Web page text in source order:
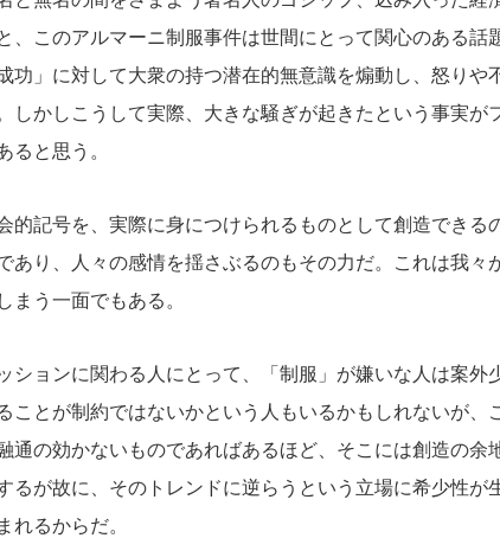
、このアルマーニ制服事件は世間にとって関心のある話
功」に対して大衆の持つ潜在的無意識を煽動し、怒りや
しかしこうして実際、大きな騒ぎが起きたという事実が
ると思う。
記号を、実際に身につけられるものとして創造できる
あり、人々の感情を揺さぶるのもその力だ。これは我々
まう一面でもある。
ョンに関わる人にとって、「制服」が嫌いな人は案外
ことが制約ではないかという人もいるかもしれないが、
通の効かないものであればあるほど、そこには創造の余
るが故に、そのトレンドに逆らうという立場に希少性が
れるからだ。